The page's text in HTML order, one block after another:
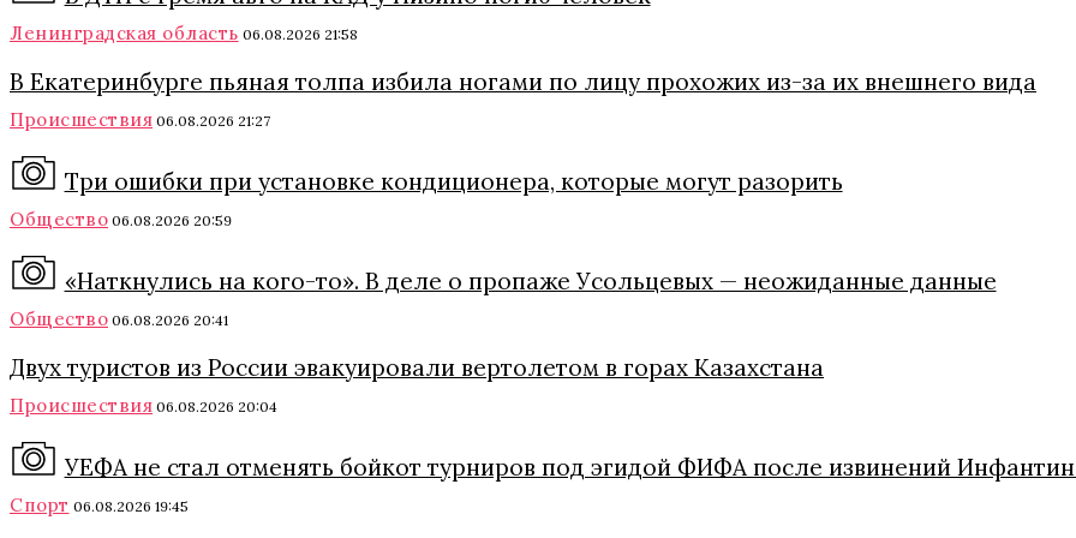
Ленинградская область 06.08.2026 21:58
В Екатеринбурге пьяная толпа избила ногами по лицу прохожих из-за их внешнего вида
Происшествия 06.08.2026 21:27
Три ошибки при установке кондиционера, которые могут разорить
Общество 06.08.2026 20:59
«Наткнулись на кого-то». В деле о пропаже Усольцевых — неожиданные данные
Общество 06.08.2026 20:41
Двух туристов из России эвакуировали вертолетом в горах Казахстана
Происшествия 06.08.2026 20:04
УЕФА не стал отменять бойкот турниров под эгидой ФИФА после извинений
Спорт 06.08.2026 19:45